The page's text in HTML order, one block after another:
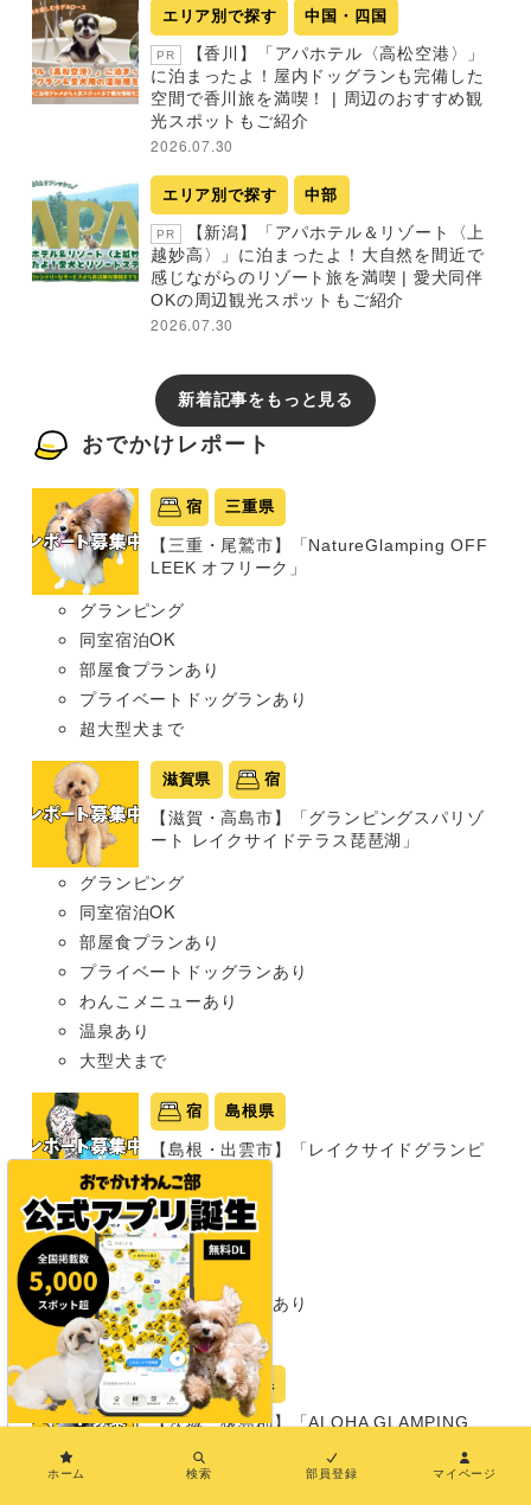
エリア別で探す 中国・四国
PR
【香川】「アパホテル〈高松空港〉」
に泊まったよ！屋内ドッグランも完備した
空間で香川旅を満喫！ | 周辺のおすすめ観
光スポットもご紹介
2026.07.30
エリア別で探す 中部
PR
【新潟】「アパホテル＆リゾート〈上
越妙高〉」に泊まったよ！大自然を間近で
感じながらのリゾート旅を満喫 | 愛犬同伴
OKの周辺観光スポットもご紹介
2026.07.30
新着記事をもっと見る
おでかけレポート
宿 三重県
【三重・尾鷲市】「NatureGlamping OFF
LEEK オフリーク」
グランピング
同室宿泊OK
部屋食プランあり
プライベートドッグランあり
超大型犬まで
滋賀県 宿
【滋賀・高島市】「グランピングスパリゾ
ート レイクサイドテラス琵琶湖」
グランピング
同室宿泊OK
部屋食プランあり
プライベートドッグランあり
わんこメニューあり
温泉あり
大型犬まで
宿 島根県
【島根・出雲市】「レイクサイドグランピ
ング出雲」
グランピング
同室宿泊OK
部屋食プランあり
プライベートドッグランあり
犬種条件: 要問い合わせ
宿 茨城県
【茨城・猿島郡】「ALOHA GLAMPING
グランピング
ホーム 検索 部員登録 マイページ